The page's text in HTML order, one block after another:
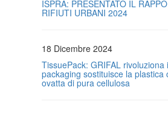
ISPRA: PRESENTATO IL
RIFIUTI URBANI 2024
18 Dicembre 2024
TissuePack: GRIFAL rivoluziona
packaging sostituisce la plastica
ovatta di pura cellulosa